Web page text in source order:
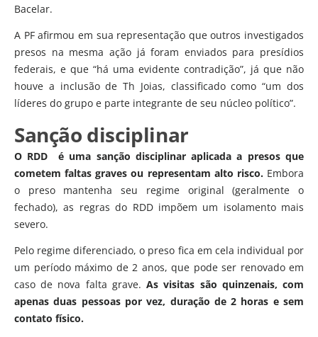
Bacelar.
A PF afirmou em sua representação que outros investigados
presos na mesma ação já foram enviados para presídios
federais, e que “há uma evidente contradição”, já que não
houve a inclusão de Th Joias, classificado como “um dos
líderes do grupo e parte integrante de seu núcleo político”.
Sanção disciplinar
O RDD é uma sanção disciplinar aplicada a presos que
cometem faltas graves ou representam alto risco. Embora
o preso mantenha seu regime original (geralmente o
fechado), as regras do RDD impõem um isolamento mais
severo.
Pelo regime diferenciado, o preso fica em cela individual por
um período máximo de 2 anos, que pode ser renovado em
caso de nova falta grave.As visitas são quinzenais, com
apenas duas pessoas por vez, duração de 2 horas e sem
contato físico.